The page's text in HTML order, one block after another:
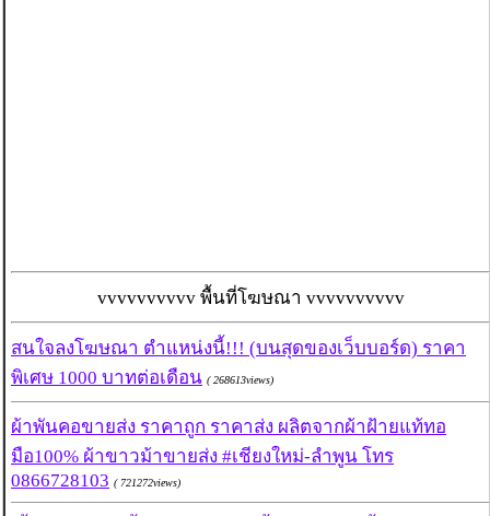
vvvvvvvvvv พื้นที่โฆษณา vvvvvvvvvv
สนใจลงโฆษณา ตำแหน่งนี้!!! (บนสุดของเว็บบอร์ด) ราคา
พิเศษ 1000 บาทต่อเดือน ( 268613views)
ผ้าพันคอขายส่ง ราคาถูก ราคาส่ง ผลิตจากผ้าฝ้ายแท้ทอ
มือ100% ผ้าขาวม้าขายส่ง #เชียงใหม่-ลำพูน โทร
0866728103 ( 721272views)